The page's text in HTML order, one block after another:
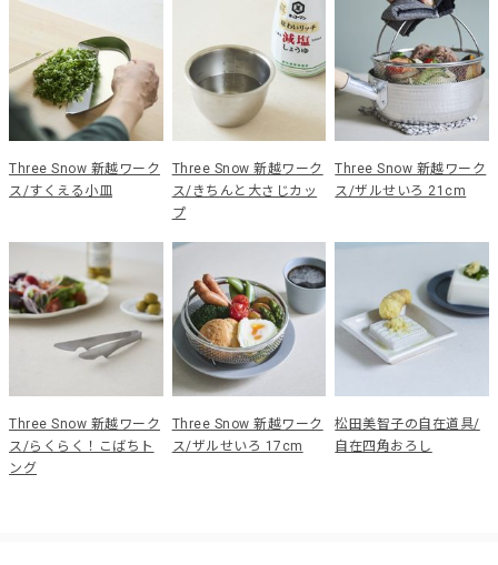
Three Snow 新越ワーク
ス/すくえる小皿
Three Snow 新越ワーク
ス/きちんと大さじカッ
プ
Three Snow 新越ワーク
ス/ザルせいろ 21cm
Three Snow 新越ワーク
ス/らくらく！こばちト
ング
Three Snow 新越ワーク
ス/ザルせいろ 17cm
松田美智子の自在道具/
自在四角おろし